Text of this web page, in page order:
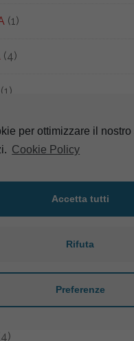
(1)
(4)
(1)
(6)
QUADRO(3)
per ottimizzare il
Cookie Policy
Accetta tutti
Rifuta
Preferenze